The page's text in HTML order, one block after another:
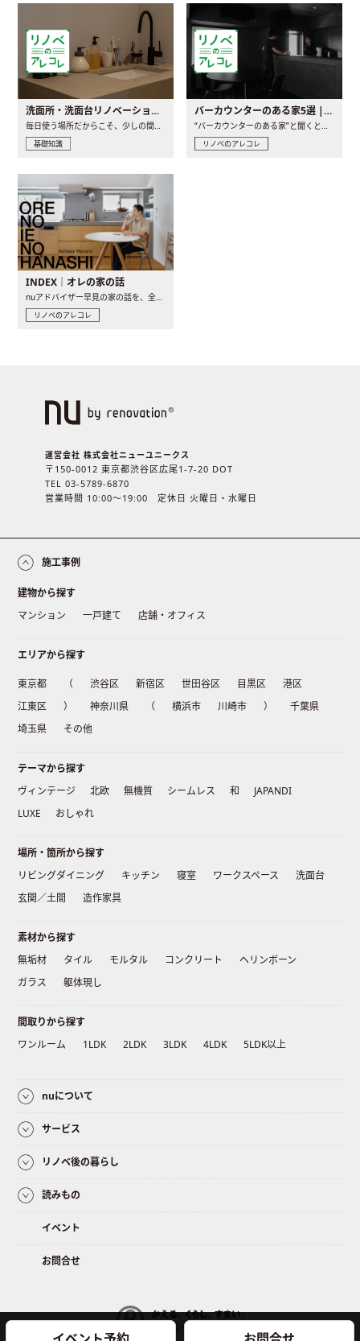
洗面所・洗面台リノベーションの事例と間取りアイデア
毎日使う場所だからこそ、少しの間取りの工夫や素材の選び方で..
基礎知識
バーカウンターのある家5選 | 日常に馴染む“距離の近い”キッチンとは
“バーカウンターのある家”と聞くと、少し特別な、大人のための..
リノベのアレコレ
INDEX｜オレの家の話
リノベのアレコレ
運営会社 株式会社ニューユニークス
〒150-0012 東京都渋谷区広尾1-7-20 DOT
TEL 03-5789-6870
営業時間 10:00〜19:00 定休日 火曜日・水曜日
施工事例
建物から探す
マンション
一戸建て 店舗・オフィス
エリアから探す
東京都 （ 渋谷区 新宿区 世田谷区 目黒区
港区
江東区
） 神奈川県 （ 横浜市 川崎市 ）
千葉県
埼玉県
その他
テーマから探す
ヴィンテージ
北欧 無機質 シームレス 和
JAPANDI
LUXE
おしゃれ
場所・箇所から探す
リビングダイニング
キッチン 寝室 ワークスペース
洗面台
玄関／土間
造作家具
素材から探す
無垢材
タイル モルタル コンクリート
ヘリンボーン
ガラス
躯体現し
間取りから探す
ワンルーム
1LDK 2LDK 3LDK 4LDK 5LDK以上
nuについて
サービス
リノベ後の暮らし
読みもの
イベント
お問合せ